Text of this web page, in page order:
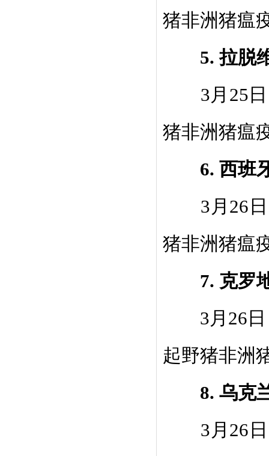
猪非洲猪瘟
5.拉脱
3月 25
猪非洲猪瘟
6. 西班
3 月 26
猪非洲猪瘟
7. 克罗
3月 26
起野猪非洲
8. 乌克
3 月 26